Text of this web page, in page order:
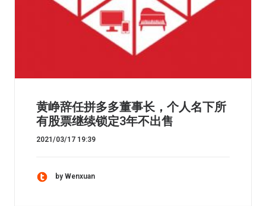
黄峥辞任拼多多董事长，个人名下所
有股票继续锁定3年不出售
2021/03/17 19:39
by Wenxuan